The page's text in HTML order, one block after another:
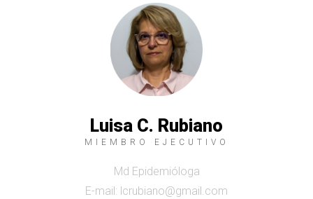
Luisa C. Rubiano
MIEMBRO EJECUTIVO
Md Epidemióloga
E-mail: lcrubiano@gmail.com